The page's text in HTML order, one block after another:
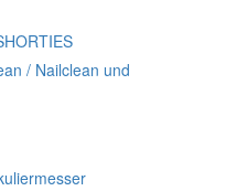
/ Nailclean und